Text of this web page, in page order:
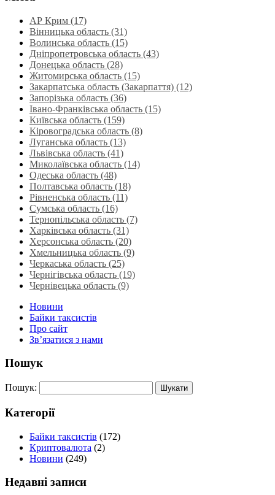
АР Крим (17)
Вінницька область (31)
Волинська область‎ (15)
Дніпропетровська область‎ (43)
Донецька область (28)
Житомирська область (15)
Закарпатська область (Закарпаття) (12)
Запорізька область (36)
Івано-Франківська область (15)
Київська область (159)
Кіровоградська область (8)
Луганська область‎ (13)
Львівська область‎ (41)
Миколаївська область‎ (14)
Одеська область‎ (48)
Полтавська область (18)
Рівненська область‎ (11)
Сумська область‎ (16)
Тернопільська область‎ (7)
Харківська область‎ (31)
Херсонська область‎ (20)
Хмельницька область‎ (9)
Черкаська область‎ (25)
Чернігівська область (19)
Чернівецька область (9)
Новини
Байки таксистів
Про сайт
Зв’язатися з нами
Пошук
Пошук:
Категорії
Байки таксистів (172)
Криптовалюта (2)
Новини (249)
Недавні записи